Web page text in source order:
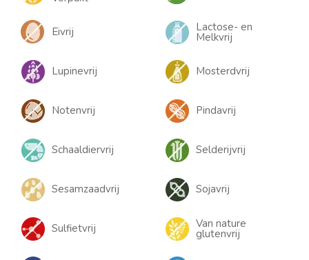
Eivrij Lactose- en
Melkvrij
Lupinevrij Mosterdvrij
Notenvrij Pindavrij
Schaaldiervrij Selderijvrij
Sesamzaadvrij Sojavrij
Sulfietvrij Van nature
glutenvrij